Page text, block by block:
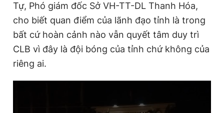
0906 645 777 0908 780 404
Đặt báo Quảng cáo RSS Tòa soạn Chính sách bảo
Tổng biên tập: Nguyễn Ngọc Toàn
Tổng thư ký tòa soạn: Đức Trung
Tự, Phó giám đốc Sở VH-TT-DL Thanh Hóa,
cho biết quan điểm của lãnh đạo tỉnh là trong
bất cứ hoàn cảnh nào vẫn quyết tâm duy trì
CLB vì đây là đội bóng của tỉnh chứ không của
riêng ai.